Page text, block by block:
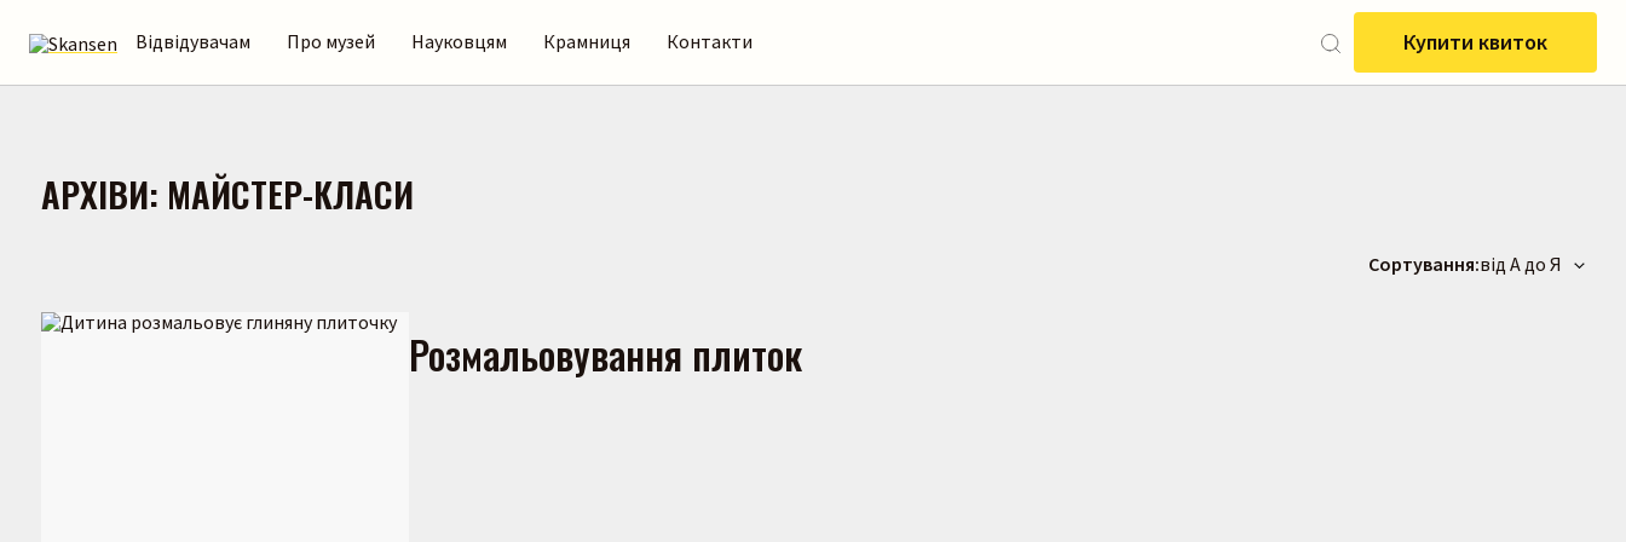
Відвідувачам Про музей Науковцям Крамниця Контакти Купити квиток
АРХІВИ: МАЙСТЕР-КЛАСИ
Сортування:від А до Я
Розмальовування плиток